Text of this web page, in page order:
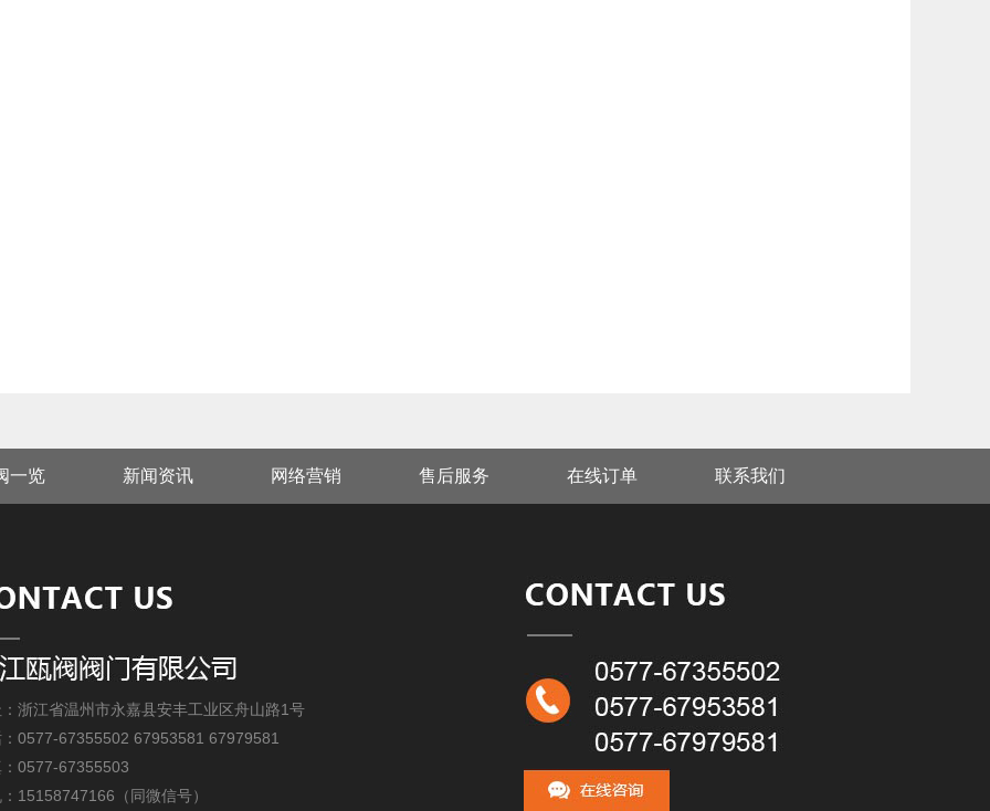
一览 新闻资讯 网络营销 售后服务 在线订单 联系我们
浙江省温州市永嘉县安丰工业区舟山路1号
0577-67355502 67953581 67979581
0577-67355503
15158747166（同微信号）